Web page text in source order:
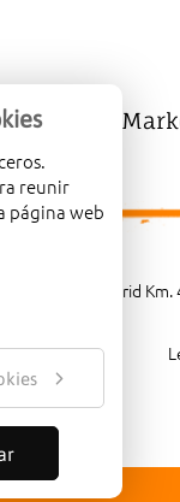
Carretera de Madrid
reunir
página web